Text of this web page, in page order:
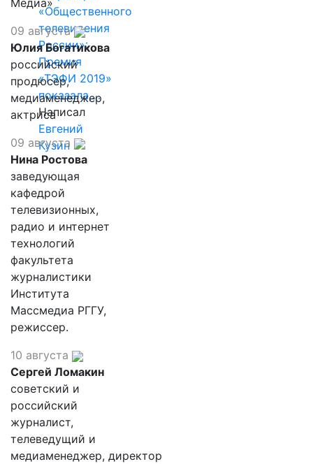
«Общественного
телевидения
России»:
Премия
«ТЭФИ 2019»
показала,…
Написал
Евгений
Кузин
09 августа
Юлия Богатикова
российский
продюсер,
медиаменеджер,
актриса
09 августа
Нина Ростова
заведующая
кафедрой
телевизионных,
радио и интернет
технологий
факультета
журналистики
Института
Массмедиа РГГУ,
режиссер.
10 августа
Сергей Ломакин
советский и
российский
журналист,
телеведущий и
медиаменеджер, директор